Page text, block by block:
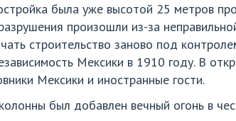
была уже высотой 25 метров
произошли из-за
строительство заново под
Мексики в 1910 году. В
Мексики и иностранные гости.
был добавлен вечный огонь в